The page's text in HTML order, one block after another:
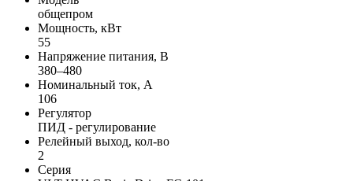
общепром
Мощность, кВт
55
Напряжение питания, В
380–480
Номинальный ток, А
106
Регулятор
ПИД - регулирование
Релейный выход, кол-во
2
Серия